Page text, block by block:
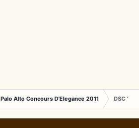
Palo Alto Concours D'Elegance 2011 DSC